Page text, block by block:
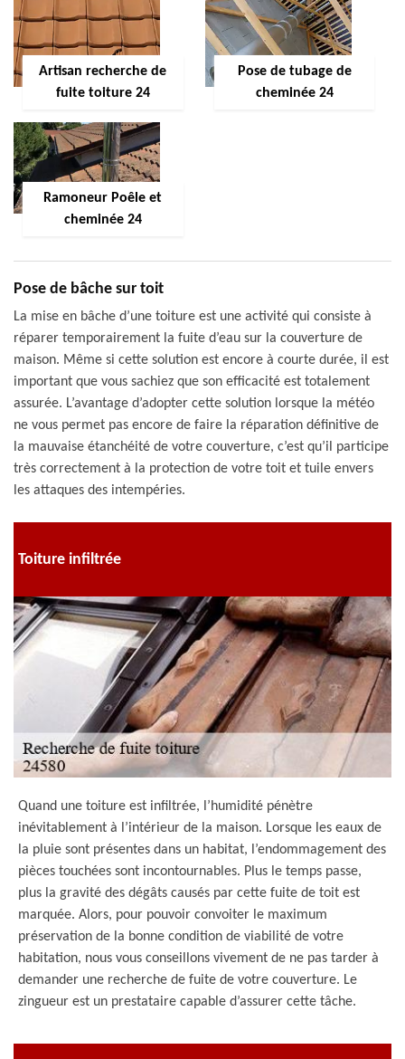
Artisan recherche de
fuite toiture 24
Pose de tubage de
cheminée 24
Ramoneur Poêle et
cheminée 24
Pose de bâche sur toit
La mise en bâche d’une toiture est une activité qui consiste à
réparer temporairement la fuite d’eau sur la couverture de
maison. Même si cette solution est encore à courte durée, il est
important que vous sachiez que son efficacité est totalement
assurée. L’avantage d’adopter cette solution lorsque la météo
ne vous permet pas encore de faire la réparation définitive de
la mauvaise étanchéité de votre couverture, c’est qu’il participe
très correctement à la protection de votre toit et tuile envers
les attaques des intempéries.
Toiture infiltrée
Quand une toiture est infiltrée, l’humidité pénètre
inévitablement à l’intérieur de la maison. Lorsque les eaux de
la pluie sont présentes dans un habitat, l’endommagement des
pièces touchées sont incontournables. Plus le temps passe,
plus la gravité des dégâts causés par cette fuite de toit est
marquée. Alors, pour pouvoir convoiter le maximum
préservation de la bonne condition de viabilité de votre
habitation, nous vous conseillons vivement de ne pas tarder à
demander une recherche de fuite de votre couverture. Le
zingueur est un prestataire capable d’assurer cette tâche.